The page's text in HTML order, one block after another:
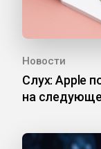
Новости
Слух: Apple
на